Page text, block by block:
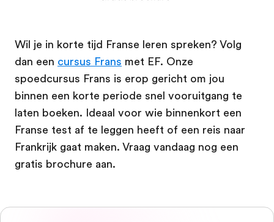
Wil je in korte tijd Franse leren spreken? Volg
dan een cursus Frans met EF. Onze
spoedcursus Frans is erop gericht om jou
binnen een korte periode snel vooruitgang te
laten boeken. Ideaal voor wie binnenkort een
Franse test af te leggen heeft of een reis naar
Frankrijk gaat maken. Vraag vandaag nog een
gratis brochure aan.